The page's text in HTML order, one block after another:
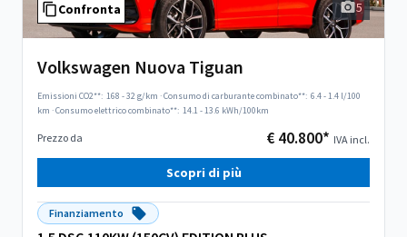
Confronta 5
Volkswagen Nuova Tiguan
Emissioni CO2**: 168 - 32 g/km ·Consumo di carburante combinato**: 6.4 - 1.4 l/100
km ·Consumo elettrico combinato**: 14.1 - 13.6 kWh/100km
Prezzo da € 40.800* IVA incl.
Scopri di più
Finanziamento